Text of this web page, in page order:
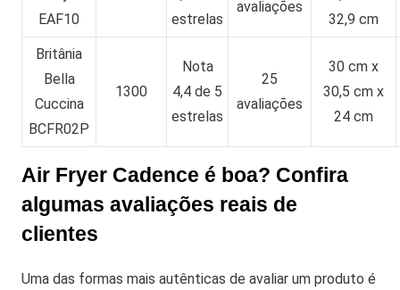
EAF10
estrelas
avaliações
32,9 cm
Britânia
Bella
Cuccina
BCFR02P
1300
Nota
4,4 de 5
estrelas
25
avaliações
30 cm x
30,5 cm x
24 cm
Air Fryer Cadence é boa? Confira
algumas avaliações reais de
clientes
Uma das formas mais autênticas de avaliar um produto é